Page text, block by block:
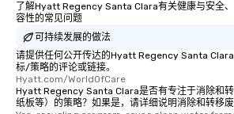
了解Hyatt Regency Santa Clara有关健康与安全
容性的常见问题
可持续发展的做法
请提供任何公开传达的Hyatt Regency Santa Clara
标/策略的评论或链接。
Hyatt.com/WorldOfCare
Hyatt Regency Santa Clara是否有专注于消除和转
纸板等）的策略？如果是，请详细说明消除和转移废